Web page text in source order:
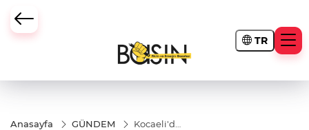
TR
Anasayfa GÜNDEM
Kocaeli'de